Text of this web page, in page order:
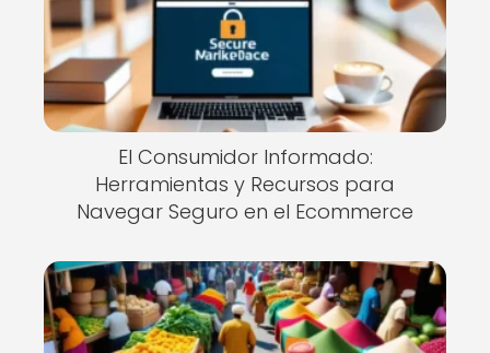
El Consumidor Informado:
Herramientas y Recursos para
Navegar Seguro en el Ecommerce